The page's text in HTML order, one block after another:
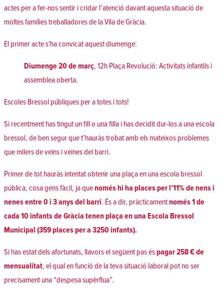
actes per a fer-nos sentir i cridar l’atenció davant aquesta situació de
moltes famílies treballadores de la Vila de Gràcia.
El primer acte s'ha convicat aquest diumenge:
Diumenge 20 de març, 12h Plaça Revolució: Activitats infantils i
assemblea oberta.
Escoles Bressol públiques per a totes i tots!
Si recentment has tingut un fill o una filla i has decidit dur-los a una escola
bressol, de ben segur que t’hauràs trobat amb els mateixos problemes
que milers de veïns i veïnes del barri.
Primer de tot hauràs intentat obtenir una plaça en una escola bressol
pública, cosa gens fàcil, ja quenomés hi ha places per l’11% de nens i
nenes entre 0 i 3 anys del barri. És a dir, pràcticamentnomés 1 de
cada 10 infants de Gràcia tenen plaça en una Escola Bressol
Municipal (359 places per a 3250 infants).
Si has estat dels afortunats, llavors el següent pas éspagar 258 € de
mensualitat, el qual en funció de la teva situació laboral pot no ser
precisament una “despesa supèrflua”.